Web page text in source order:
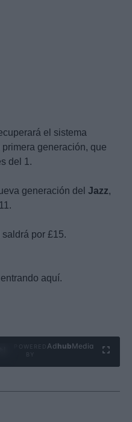
el sistema
generación, que
del 1.
generación del Jazz,
por £15.
entrando aquí.
Ad hubMedia